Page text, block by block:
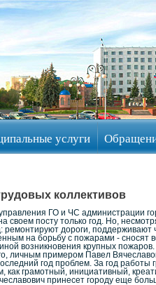
услуги
коллективов
ГО и ЧС администрации
своем посту только год. Но,
ремонтируют дороги,
на борьбу с пожарами - сносят
возникновения крупных
личным примером Павел
год проблем. За год работы
как грамотный, инициативный,
принесет городу еще